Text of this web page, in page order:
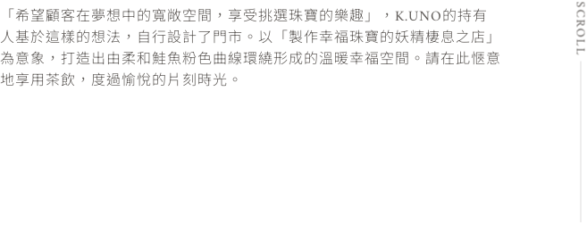
「希望顧客在夢想中的寬敞空間，享受挑選珠寶的樂趣」，K.UNO的持有
人基於這樣的想法，自行設計了門市。以「製作幸福珠寶的妖精棲息之店」
為意象，打造出由柔和鮭魚粉色曲線環繞形成的溫暖幸福空間。請在此愜意
地享用茶飲，度過愉悅的片刻時光。